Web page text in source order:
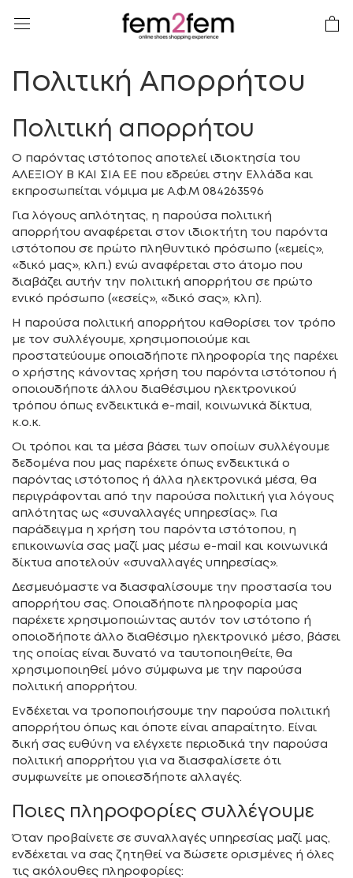
Πολιτική Απορρήτου
Πολιτική απορρήτου
Ο παρόντας ιστότοπος αποτελεί ιδιοκτησία του
ΑΛΕΞΙΟΥ Β ΚΑΙ ΣΙΑ ΕΕ που εδρεύει στην Ελλάδα και
εκπροσωπείται νόμιμα με Α.Φ.Μ 084263596
Για λόγους απλότητας, η παρούσα πολιτική
απορρήτου αναφέρεται στον ιδιοκτήτη του παρόντα
ιστότοπου σε πρώτο πληθυντικό πρόσωπο («εμείς»,
«δικό μας», κλπ.) ενώ αναφέρεται στο άτομο που
διαβάζει αυτήν την πολιτική απορρήτου σε πρώτο
ενικό πρόσωπο («εσείς», «δικό σας», κλπ).
Η παρούσα πολιτική απορρήτου καθορίσει τον τρόπο
με τον συλλέγουμε, χρησιμοποιούμε και
προστατεύουμε οποιαδήποτε πληροφορία της παρέχει
ο χρήστης κάνοντας χρήση του παρόντα ιστότοπου ή
οποιουδήποτε άλλου διαθέσιμου ηλεκτρονικού
τρόπου όπως ενδεικτικά e-mail, κοινωνικά δίκτυα,
κ.ο.κ.
Οι τρόποι και τα μέσα βάσει των οποίων συλλέγουμε
δεδομένα που μας παρέχετε όπως ενδεικτικά ο
παρόντας ιστότοπος ή άλλα ηλεκτρονικά μέσα, θα
περιγράφονται από την παρούσα πολιτική για λόγους
απλότητας ως «συναλλαγές υπηρεσίας». Για
παράδειγμα η χρήση του παρόντα ιστότοπου, η
επικοινωνία σας μαζί μας μέσω e-mail και κοινωνικά
δίκτυα αποτελούν «συναλλαγές υπηρεσίας».
Δεσμευόμαστε να διασφαλίσουμε την προστασία του
απορρήτου σας. Οποιαδήποτε πληροφορία μας
παρέχετε χρησιμοποιώντας αυτόν τον ιστότοπο ή
οποιοδήποτε άλλο διαθέσιμο ηλεκτρονικό μέσο, βάσει
της οποίας είναι δυνατό να ταυτοποιηθείτε, θα
χρησιμοποιηθεί μόνο σύμφωνα με την παρούσα
πολιτική απορρήτου.
Ενδέχεται να τροποποιήσουμε την παρούσα πολιτική
απορρήτου όπως και όποτε είναι απαραίτητο. Είναι
δική σας ευθύνη να ελέγχετε περιοδικά την παρούσα
πολιτική απορρήτου για να διασφαλίσετε ότι
συμφωνείτε με οποιεσδήποτε αλλαγές.
Ποιες πληροφορίες συλλέγουμε
Όταν προβαίνετε σε συναλλαγές υπηρεσίας μαζί μας,
ενδέχεται να σας ζητηθεί να δώσετε ορισμένες ή όλες
τις ακόλουθες πληροφορίες: